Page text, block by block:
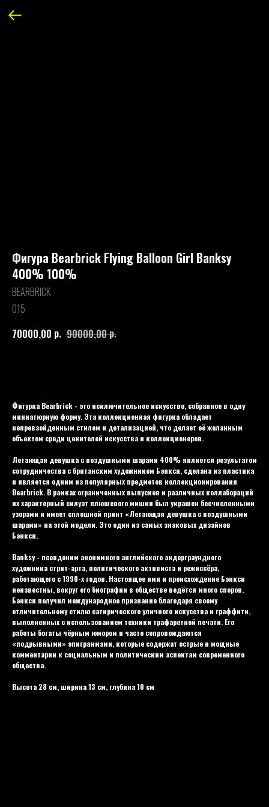
Фигура Bearbrick Flying Balloon Girl Banksy
400% 100%
BEARBRICK
015
70000,00 р. 90000,00р.
Фигурка Bearbrick - это исключительное искусство, собранное в одну
миниатюрную форму. Эта коллекционная фигурка обладает
непревзойденным стилем и детализацией, что делает её желанным
объектом среди ценителей искусства и коллекционеров.
Летающая девушка с воздушными шарами 400% является результатом
сотрудничества с британским художником Бэнкси, сделана из пластика
и является одним из популярных предметов коллекционирования
Bearbrick. В рамках ограниченных выпусков и различных коллабораций
их характерный силуэт плюшевого мишки был украшен бесчисленными
узорами и имеет сплошной принт «Летающая девушка с воздушными
шарами» на этой модели. Это один из самых знаковых дизайнов
Бэнкси.
Banksy - псевдоним анонимного английского андерграундного
художника стрит-арта, политического активиста и режиссёра,
работающего с 1990-х годов. Настоящее имя и происхождение Бэнкси
неизвестны, вокруг его биографии в обществе ведётся много споров.
Бэнкси получил международное признание благодаря своему
отличительному стилю сатирического уличного искусства и граффити,
выполненных с использованием техники трафаретной печати. Его
работы богаты чёрным юмором и часто сопровождаются
«подрывными» эпиграммами, которые содержат острые и мощные
комментарии к социальным и политическим аспектам современного
общества.
Высота 28 см, ширина 13 см, глубина 10 см